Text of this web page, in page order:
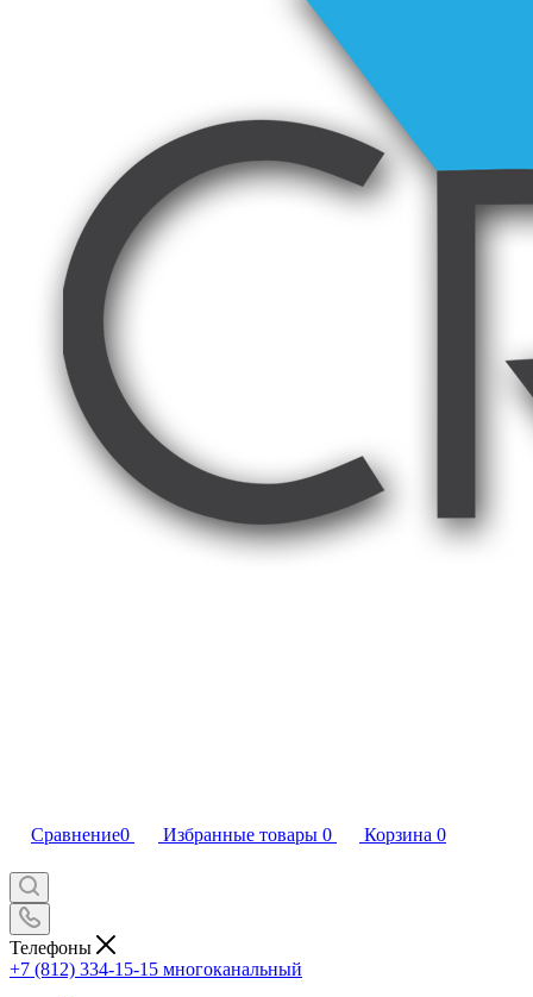
Сравнение0 Избранные товары 0 Корзина 0
Телефоны
+7 (812) 334-15-15 многоканальный